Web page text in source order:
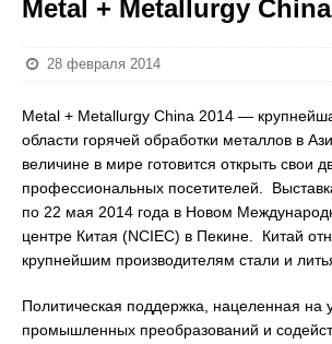
Metal + Metallurgy
28 февраля 2014
Metal + Metallurgy China 2014 —
области горячей обработки металлов в
величине в мире готовится открыть свои
профессиональных посетителей.
по 22 мая 2014 года в Новом
центре Китая (NCIEC) в Пекине. Китай
крупнейшим производителям стали и
Политическая поддержка, нацеленная на
промышленных преобразований и